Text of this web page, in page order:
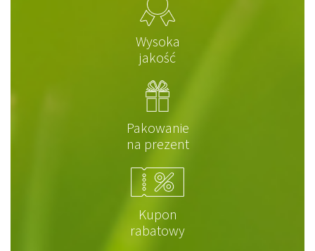
Wysoka
jakość
Pakowanie
na prezent
Kupon
rabatowy